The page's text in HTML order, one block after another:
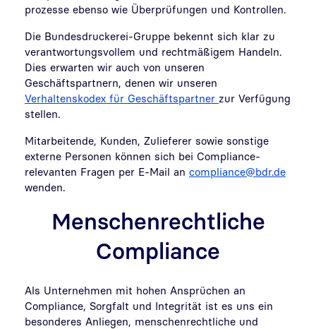
prozesse ebenso wie Überprüfungen und Kontrollen.
Die Bundesdruckerei-Gruppe bekennt sich klar zu
verantwortungsvollem und rechtmäßigem Handeln.
Dies erwarten wir auch von unseren
Geschäftspartnern, denen wir unseren
Verhaltenskodex für Geschäftspartner zur Verfügung
stellen.
Mitarbeitende, Kunden, Zulieferer sowie sonstige
externe Personen können sich bei Compliance-
relevanten Fragen per E-Mail an compliance@bdr.de
wenden.
Menschenrechtliche
Compliance
Als Unternehmen mit hohen Ansprüchen an
Compliance, Sorgfalt und Integrität ist es uns ein
besonderes Anliegen, menschenrechtliche und